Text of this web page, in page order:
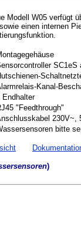
Modell W05 verfügt
einen internen
SC1eS
Kanal-
Endhalter
"Feedthrough"
230V~,
bitte
)